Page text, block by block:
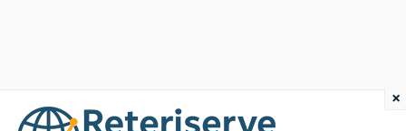
×